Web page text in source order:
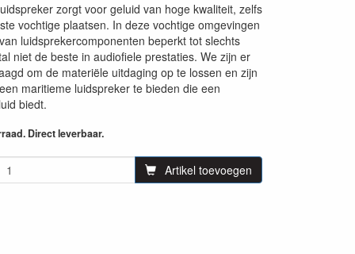
zorgt voor geluid van hoge kwaliteit, zelfs
vochtige plaatsen. In deze vochtige omgevingen
luidsprekercomponenten beperkt tot slechts
niet de beste in audiofiele prestaties. We zijn er
om de materiële uitdaging op te lossen en zijn
maritieme luidspreker te bieden die een
biedt.
Direct leverbaar.
Artikel toevoegen